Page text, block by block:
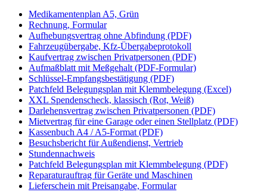
Medikamentenplan A5, Grün
Rechnung, Formular
Aufhebungsvertrag ohne Abfindung (PDF)
Fahrzeugübergabe, Kfz-Übergabeprotokoll
Kaufvertrag zwischen Privatpersonen (PDF)
Aufmaßblatt mit Meßgehalt (PDF-Formular)
Schlüssel-Empfangsbestätigung (PDF)
Patchfeld Belegungsplan mit Klemmbelegung (Excel)
XXL Spendenscheck, klassisch (Rot, Weiß)
Darlehensvertrag zwischen Privatpersonen (PDF)
Mietvertrag für eine Garage oder einen Stellplatz (PDF)
Kassenbuch A4 / A5-Format (PDF)
Besuchsbericht für Außendienst, Vertrieb
Stundennachweis
Patchfeld Belegungsplan mit Klemmbelegung (PDF)
Reparaturauftrag für Geräte und Maschinen
Lieferschein mit Preisangabe, Formular